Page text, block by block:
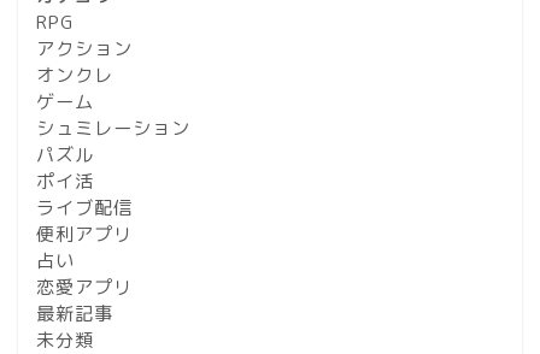
RPG
アクション
オンクレ
ゲーム
シュミレーション
パズル
ポイ活
ライブ配信
便利アプリ
占い
恋愛アプリ
最新記事
未分類